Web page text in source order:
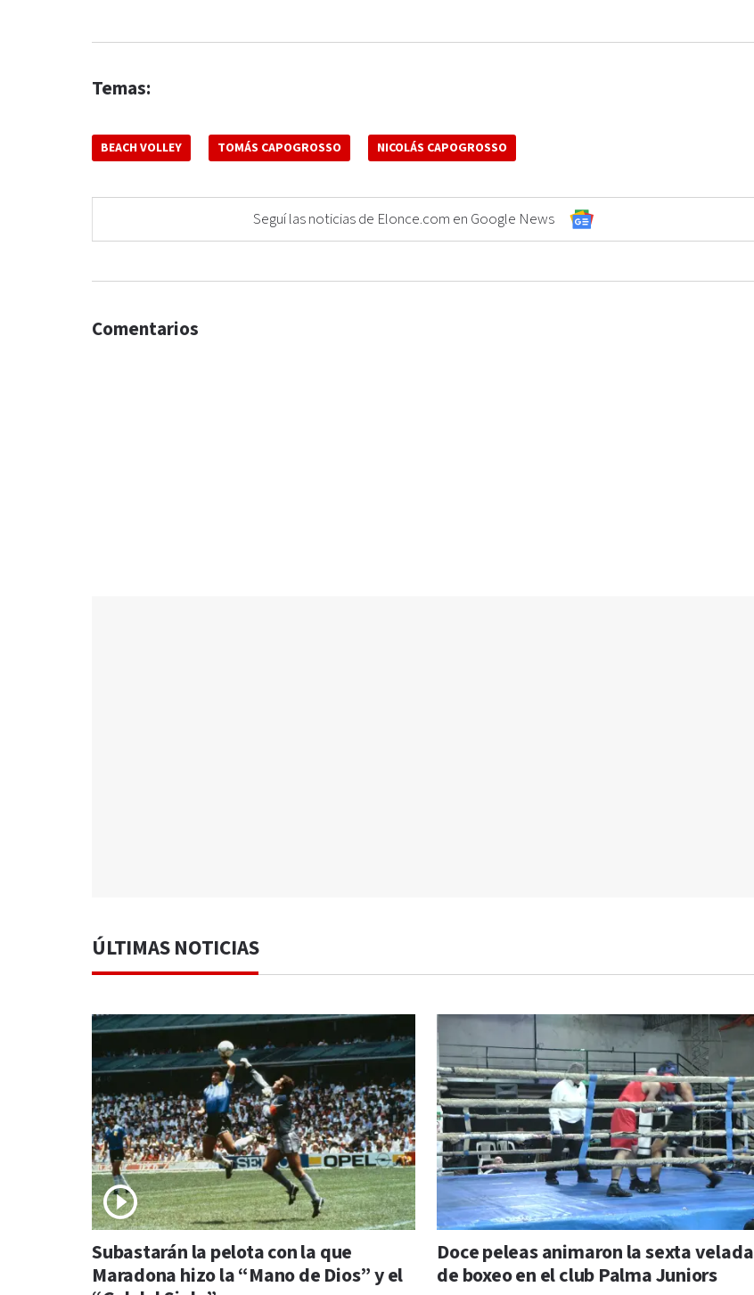
Temas:
BEACH VOLLEY TOMÁS CAPOGROSSO NICOLÁS CAPOGROSSO
Seguí las noticias de Elonce.com en Google News
Comentarios
ÚLTIMAS NOTICIAS
Subastarán la pelota con la que
Maradona hizo la “Mano de Dios” y el
Doce peleas animaron la sexta velada
de boxeo en el club Palma Juniors